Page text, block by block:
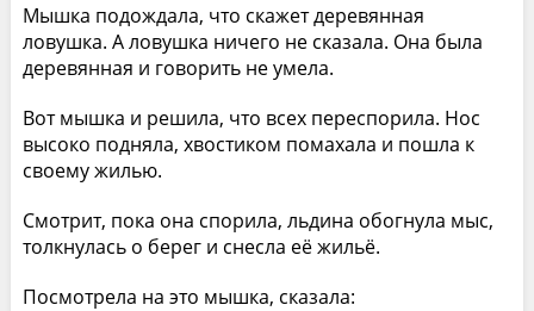
Мышка подождала, что скажет деревянная
ловушка. А ловушка ничего не сказала. Она была
деревянная и говорить не умела.
Вот мышка и решила, что всех переспорила. Нос
высоко подняла, хвостиком помахала и пошла к
своему жилью.
Смотрит, пока она спорила, льдина обогнула мыс,
толкнулась о берег и снесла её жильё.
Посмотрела на это мышка, сказала: